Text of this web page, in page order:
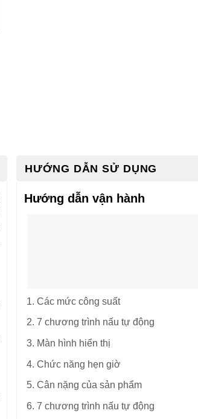
HƯỚNG DẪN SỬ DỤNG
Hướng dẫn vận hành
Các mức công suất
7 chương trình nấu tự động
Màn hình hiển thị
Chức năng hẹn giờ
Cân nặng của sản phẩm
7 chương trình nấu tự động